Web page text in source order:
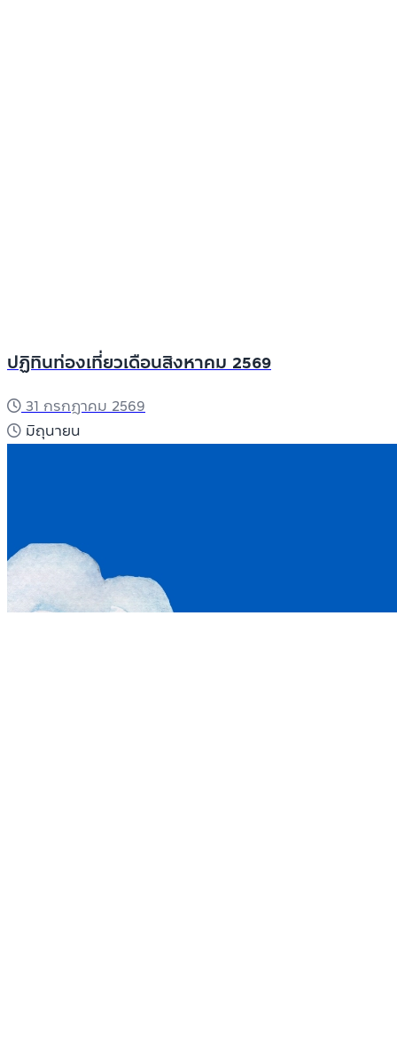
ปฏิทินท่องเที่ยวเดือนสิงหาคม 2569
31 กรกฎาคม 2569
มิถุนายน